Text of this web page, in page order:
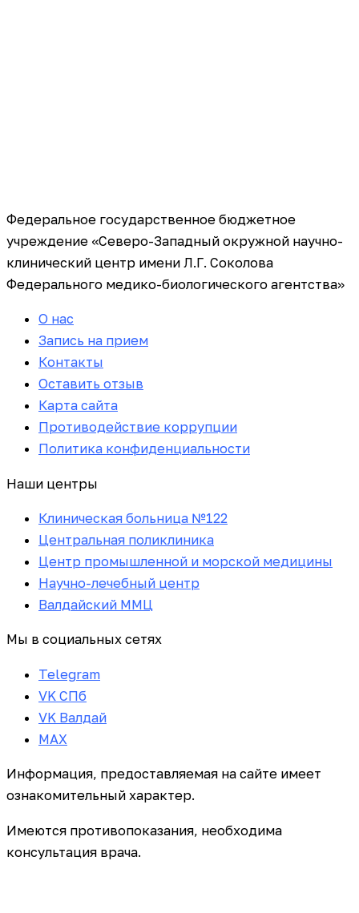
Федеральное государственное бюджетное
учреждение «Северо-Западный окружной научно-
клинический центр имени Л.Г. Соколова
Федерального медико-биологического агентства»
О нас
Запись на прием
Контакты
Оставить отзыв
Карта сайта
Противодействие коррупции
Политика конфиденциальности
Наши центры
Клиническая больница №122
Центральная поликлиника
Центр промышленной и морской медицины
Научно-лечебный центр
Валдайский ММЦ
Мы в социальных сетях
Telegram
VK СПб
VK Валдай
MAX
Информация, предоставляемая на сайте имеет
ознакомительный характер.
Имеются противопоказания, необходима
консультация врача.